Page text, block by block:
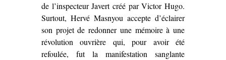
de l’inspecteur Javert créé par Victor Hugo.
Surtout, Hervé Masnyou accepte d’éclairer
son projet de redonner une mémoire à une
révolution ouvrière qui, pour avoir été
refoulée, fut la manifestation sanglante